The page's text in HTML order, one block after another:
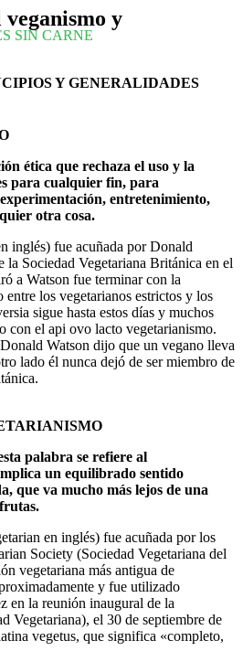
SIN CARNE
y
Y GENERALIDADES
ética que rechaza el uso y la
para cualquier fin, para
entretenimiento,
otra cosa.
inglés) fue acuñada por Donald
la Sociedad Vegetariana Británica en el
a Watson fue terminar con la
los vegetarianos estrictos y los
sigue hasta estos días y muchos
con el api ovo lacto vegetarianismo.
Watson dijo que un vegano lleva
lado él nunca dejó de ser miembro de
palabra se refiere al
un equilibrado sentido
que va mucho más lejos de una
en inglés) fue acuñada por los
Society (Sociedad Vegetariana del
vegetariana más antigua de
y fue utilizado
en la reunión inaugural de la
Vegetariana), el 30 de septiembre de
vegetus, que significa «completo,